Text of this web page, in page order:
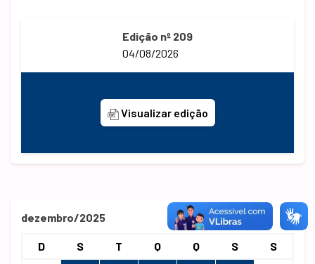
Edição nº 209
04/08/2026
Visualizar edição
dezembro/2025
D S T Q Q S
S